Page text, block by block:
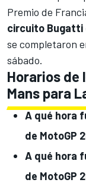
Premio de
circuito Bugatti
se completaron
sábado.
Horarios de
Mans para
A qué hora
de MotoGP
A qué hora
de MotoGP